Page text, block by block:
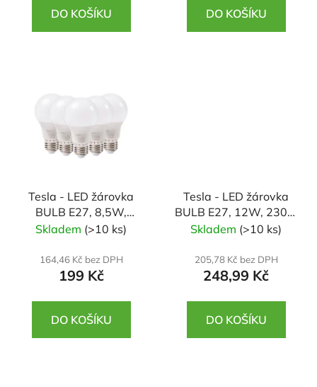
DO KOŠÍKU DO KOŠÍKU
Tesla - LED žárovka
BULB E27, 8,5W,
230V, 806lm, 25 000h,
220st 5ks v balení
Skladem (>10 ks)
164,46 Kč bez DPH
199 Kč
DO KOŠÍKU
Tesla - LED žárovka
BULB E27, 12W, 230V,
1521lm, 25 000h,
220st, 3 pack
Skladem (>10 ks)
205,78 Kč bez DPH
248,99 Kč
DO KOŠÍKU